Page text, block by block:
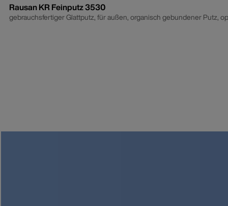
Rausan KR Feinputz 3530
gebrauchsfertiger Glattputz, für außen, organisch gebundener Putz,